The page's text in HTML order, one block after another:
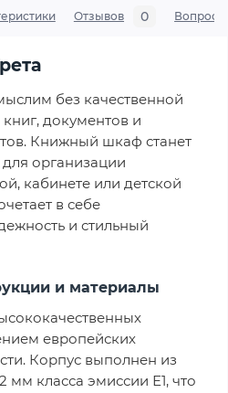
Отзывов 0 Вопросы
без качественной
документов и
Книжный шкаф станет
организации
кабинете или детской
в себе
и стильный
и материалы
европейских
Корпус выполнен из
класса эмиссии Е1, что